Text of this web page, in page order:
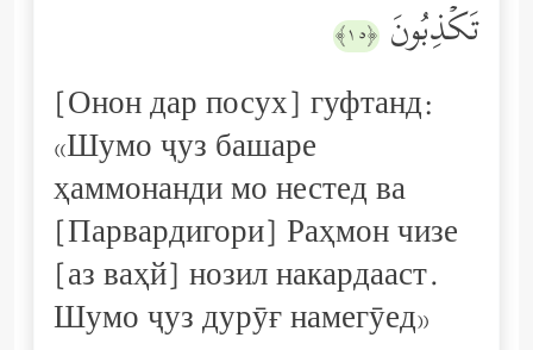
تَكۡذِبُونَ ﴿١٥﴾
[Онон дар посух] гуфтанд:
«Шумо ҷуз башаре
ҳаммонанди мо нестед ва
[Парвардигори] Раҳмон чизе
[аз ваҳй] нозил накардааст.
Шумо ҷуз дурӯғ намегӯед»